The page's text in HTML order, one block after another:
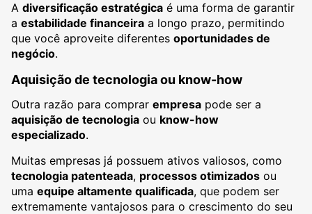
A diversificação estratégica é uma forma de garantir
a estabilidade financeira a longo prazo, permitindo
que você aproveite diferentes oportunidades de
negócio.
Aquisição de tecnologia ou know-how
Outra razão para comprar empresa pode ser a
aquisição de tecnologia ou know-how
especializado.
Muitas empresas já possuem ativos valiosos, como
tecnologia patenteada, processos otimizados ou
uma equipe altamente qualificada, que podem ser
extremamente vantajosos para o crescimento do seu